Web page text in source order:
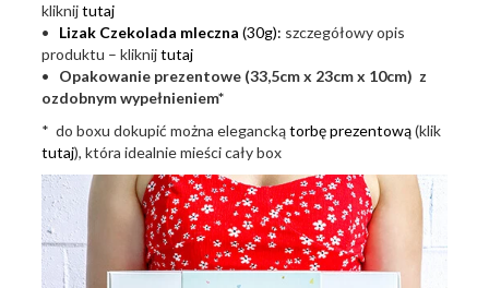
kliknijtutaj
• Lizak Czekolada mleczna (30g): szczegółowy opis
produktu – kliknijtutaj
• Opakowanie prezentowe (33,5cm x 23cm x 10cm) z
ozdobnym wypełnieniem*
* do boxu dokupić można eleganckątorbę prezentową(klik
tutaj), która idealnie mieści cały box